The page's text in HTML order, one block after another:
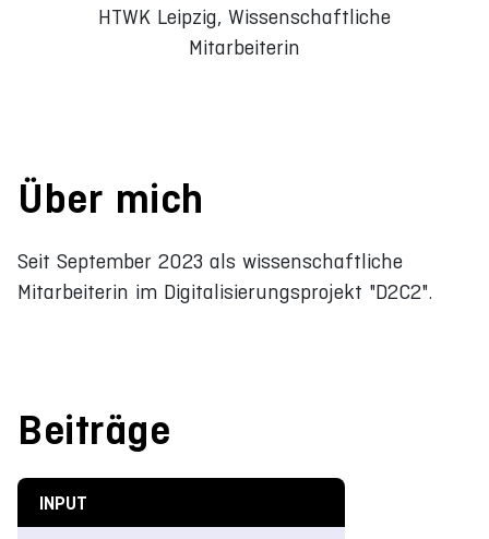
HTWK Leipzig, Wissenschaftliche
Mitarbeiterin
Über mich
Seit September 2023 als wissenschaftliche
Mitarbeiterin im Digitalisierungsprojekt "D2C2".
Beiträge
INPUT